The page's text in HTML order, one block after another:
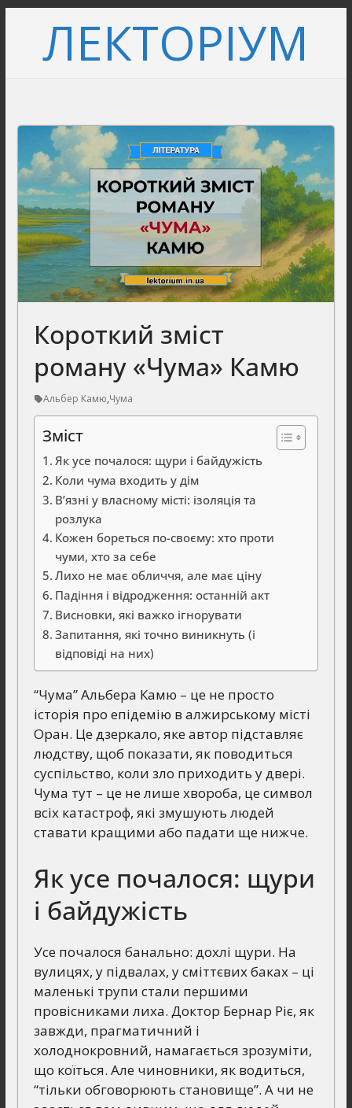
вмістуЛЕКТОРІУМ
Короткий зміст
роману «Чума» Камю
Альбер Камю,Чума
Зміст
Як усе почалося: щури і байдужість
Коли чума входить у дім
В’язні у власному місті: ізоляція та
розлука
Кожен бореться по-своєму: хто проти
чуми, хто за себе
Лихо не має обличчя, але має ціну
Падіння і відродження: останній акт
Висновки, які важко ігнорувати
Запитання, які точно виникнуть (і
відповіді на них)
“Чума” Альбера Камю – це не просто
історія про епідемію в алжирському місті
Оран. Це дзеркало, яке автор підставляє
людству, щоб показати, як поводиться
суспільство, коли зло приходить у двері.
Чума тут – це не лише хвороба, це символ
всіх катастроф, які змушують людей
ставати кращими або падати ще нижче.
Як усе почалося: щури
і байдужість
Усе почалося банально: дохлі щури. На
вулицях, у підвалах, у сміттєвих баках – ці
маленькі трупи стали першими
провісниками лиха. Доктор Бернар Ріє, як
завжди, прагматичний і
холоднокровний, намагається зрозуміти,
що коїться. Але чиновники, як водиться,
“тільки обговорюють становище”. А чи не